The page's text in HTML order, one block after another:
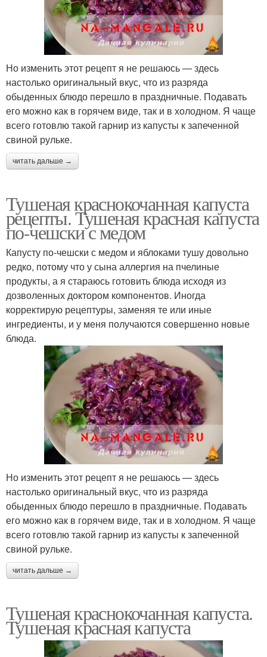
Но изменить этот рецепт я не решаюсь — здесь
настолько оригинальный вкус, что из разряда
обыденных блюдо перешло в праздничные. Подавать
его можно как в горячем виде, так и в холодном. Я чаще
всего готовлю такой гарнир из капусты к запеченной
свиной рульке.
читать дальше →
Тушеная краснокочанная капуста
рецепты. Тушеная красная капуста
по-чешски с медом
Капусту по-чешски с медом и яблоками тушу довольно
редко, потому что у сына аллергия на пчелиные
продукты, а я стараюсь готовить блюда исходя из
дозволенных доктором компонентов. Иногда
корректирую рецептуры, заменяя те или иные
ингредиенты, и у меня получаются совершенно новые
блюда.
Но изменить этот рецепт я не решаюсь — здесь
настолько оригинальный вкус, что из разряда
обыденных блюдо перешло в праздничные. Подавать
его можно как в горячем виде, так и в холодном. Я чаще
всего готовлю такой гарнир из капусты к запеченной
свиной рульке.
читать дальше →
Тушеная краснокочанная капуста.
Тушеная красная капуста